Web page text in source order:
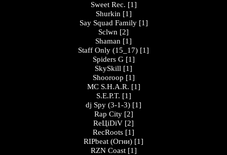
Sweet Rec. [1]
Shurkin [1]
Say Squad Family [1]
Sclwn [2]
Shaman [1]
Staff Only (15_17) [1]
Spiders G [1]
SkySkill [1]
Shooroop [1]
MC S.H.A.R. [1]
S.E.P.T. [1]
dj Spy (3-1-3) [1]
Rap City [2]
ReЦiDiV [2]
RecRoots [1]
RIPbeat (Огни) [1]
RZN Coast [1]